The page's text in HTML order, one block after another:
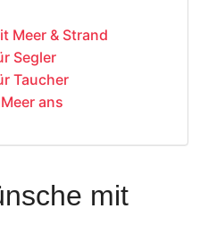
Meer & Strand
Segler
Taucher
ans
mit